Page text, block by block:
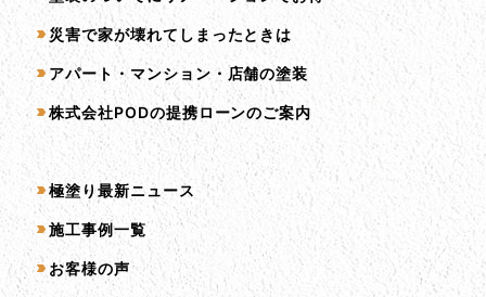
災害で家が壊れてしまったときは
アパート・マンション・店舗の塗装
株式会社PODの提携ローンのご案内
コンテンツ一覧
極塗り最新ニュース
施工事例一覧
お客様の声